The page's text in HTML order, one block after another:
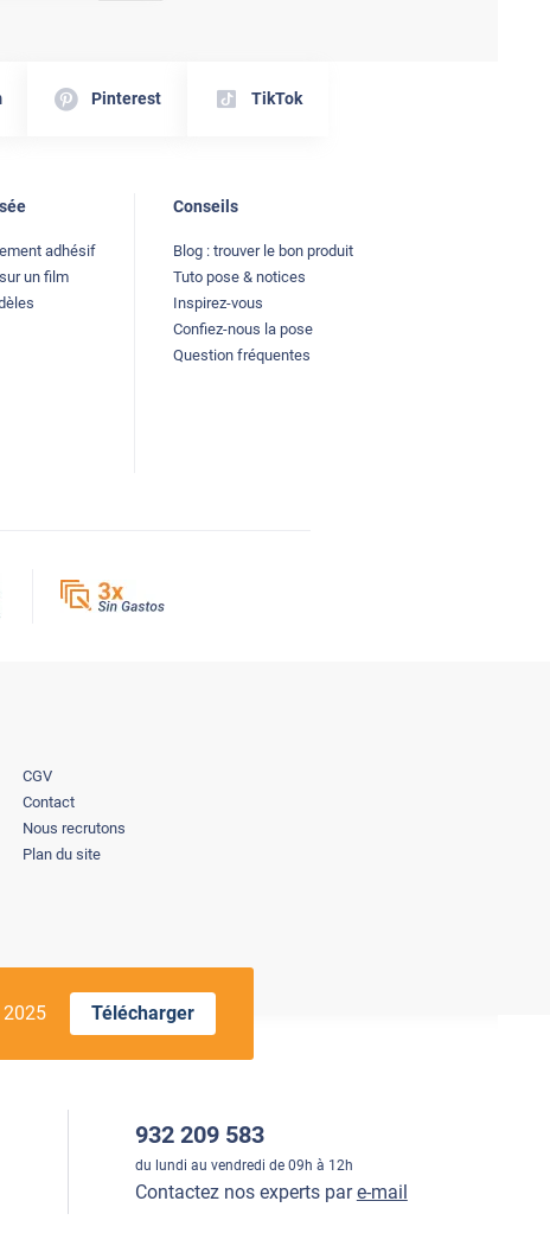
Pinterest TikTok
adhésif
un film
Conseils
Blog : trouver le bon produit
Tuto pose & notices
Inspirez-vous
Confiez-nous la pose
Question fréquentes
CGV
Contact
Nous recrutons
Plan du site
2025 Télécharger
932 209 583
du lundi au vendredi de 09h à 12h
Contactez nos experts pare-mail